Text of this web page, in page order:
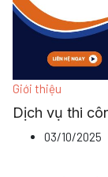
Giới thiệu
Dịch vụ thi
03/10/2025